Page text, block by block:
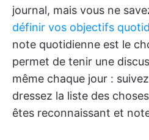
journal, mais vous ne
définir vos objectifs
note quotidienne est le
permet de tenir une
même chaque jour :
dressez la liste des
êtes reconnaissant et